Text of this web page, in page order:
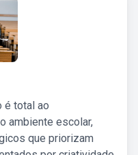
é total ao
ambiente escolar,
que priorizam